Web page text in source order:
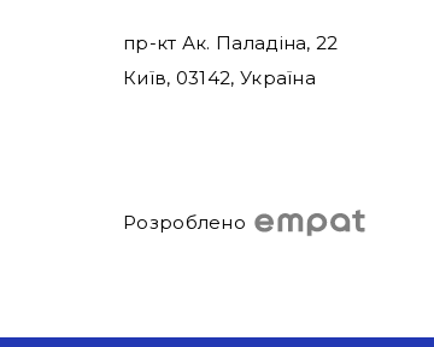
пр-кт Ак. Паладіна, 22
Київ, 03142, Україна
Розроблено